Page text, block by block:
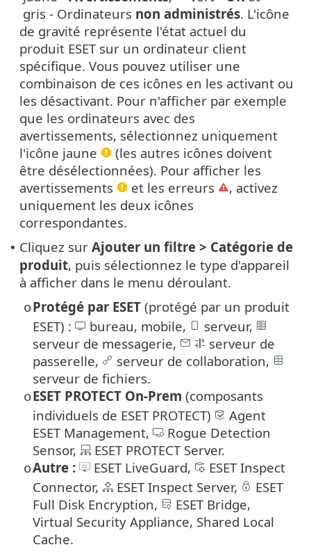
gris - Ordinateurs non administrés. L'icône
de gravité représente l'état actuel du
produit ESET sur un ordinateur client
spécifique. Vous pouvez utiliser une
combinaison de ces icônes en les activant ou
les désactivant. Pour n'afficher par exemple
que les ordinateurs avec des
avertissements, sélectionnez uniquement
l'icône jaune
(les autres icônes doivent
être désélectionnées). Pour afficher les
avertissements
et les erreurs
, activez
uniquement les deux icônes
correspondantes.
• Cliquez sur Ajouter un filtre > Catégorie de
produit, puis sélectionnez le type d'appareil
à afficher dans le menu déroulant.
oProtégé par ESET (protégé par un produit
ESET) :
bureau, mobile,
serveur,
serveur de messagerie,
serveur de
passerelle,
serveur de collaboration,
serveur de fichiers.
oESET PROTECT On-Prem (composants
individuels de ESET PROTECT)
Agent
ESET Management,
Rogue Detection
Sensor,
ESET PROTECT Server.
oAutre : ESET LiveGuard,
ESET Inspect
Connector,
ESET Inspect Server,
ESET
Full Disk Encryption,
ESET Bridge,
Virtual Security Appliance, Shared Local
Cache.